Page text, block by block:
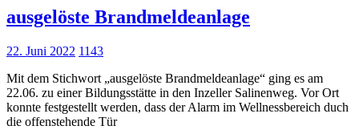
ausgelöste Brandmeldeanlage
22. Juni 2022 1143
Mit dem Stichwort „ausgelöste Brandmeldeanlage“ ging es am
22.06. zu einer Bildungsstätte in den Inzeller Salinenweg. Vor Ort
konnte festgestellt werden, dass der Alarm im Wellnessbereich duch
die offenstehende Tür